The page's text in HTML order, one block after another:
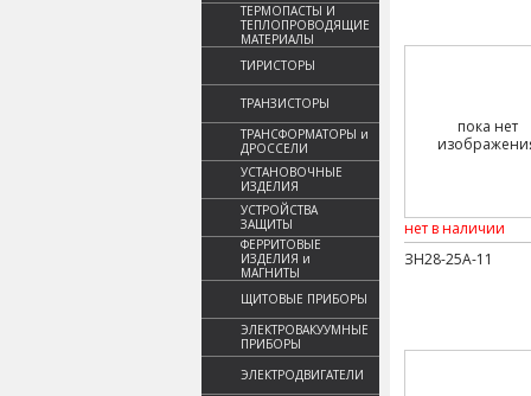
ТЕРМОПАСТЫ И
ТЕПЛОПРОВОДЯЩИЕ
МАТЕРИАЛЫ
ТИРИСТОРЫ
ТРАНЗИСТОРЫ
ТРАНСФОРМАТОРЫ и
ДРОССЕЛИ
УСТАНОВОЧНЫЕ
ИЗДЕЛИЯ
УСТРОЙСТВА
ЗАЩИТЫ
ФЕРРИТОВЫЕ
ИЗДЕЛИЯ и
МАГНИТЫ
ЩИТОВЫЕ ПРИБОРЫ
ЭЛЕКТРОВАКУУМНЫЕ
ПРИБОРЫ
ЭЛЕКТРОДВИГАТЕЛИ
пока нет
нет в наличии
ЗН28-25А-11